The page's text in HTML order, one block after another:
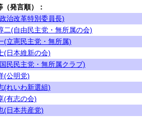
発言順）：
治改革特別委員長)
二(自由民主党・無所属の会)
(立憲民主党・無所属)
(日本維新の会)
民民主党・無所属クラブ)
(公明党)
(れいわ新選組)
(有志の会)
(日本共産党)